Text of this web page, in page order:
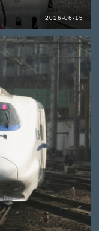
2026-06-15